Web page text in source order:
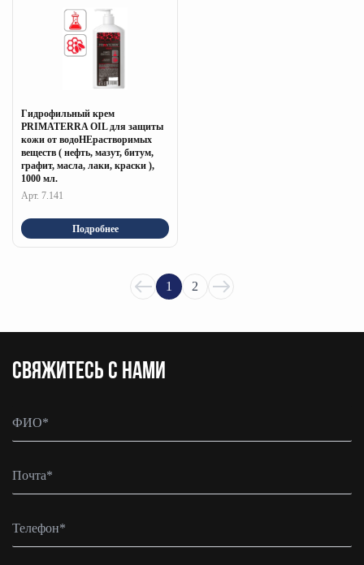
Гидрофильный крем
PRIMATERRA OIL для защиты
кожи от водоНЕрастворимых
веществ ( нефть, мазут, битум,
графит, масла, лаки, краски ),
1000 мл.
Арт. 7.141
Подробнее
1 2
CВЯЖИТЕСЬ С НАМИ